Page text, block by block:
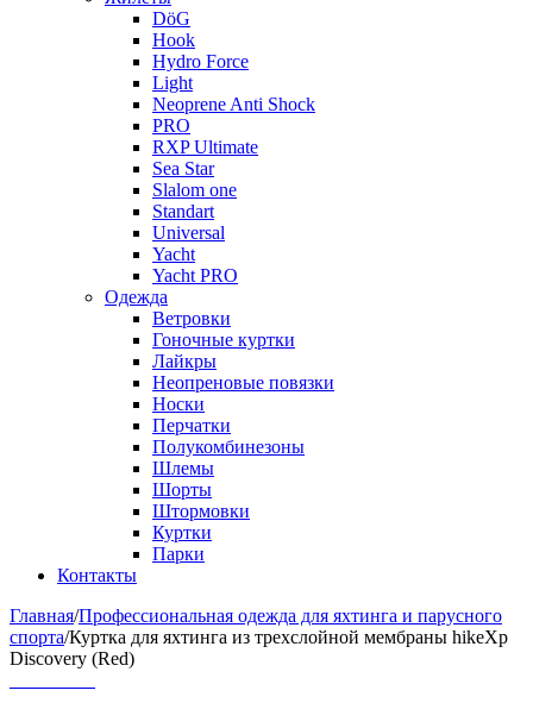
DöG
Hook
Hydro Force
Light
Neoprene Anti Shock
PRO
RXP Ultimate
Sea Star
Slalom one
Standart
Universal
Yacht
Yacht PRO
Одежда
Ветровки
Гоночные куртки
Лайкры
Неопреновые повязки
Носки
Перчатки
Полукомбинезоны
Шлемы
Шорты
Штормовки
Куртки
Парки
Контакты
Главная/Профессиональная одежда для яхтинга и парусного
спорта/Куртка для яхтинга из трехслойной мембраны hikeXp
Discovery (Red)